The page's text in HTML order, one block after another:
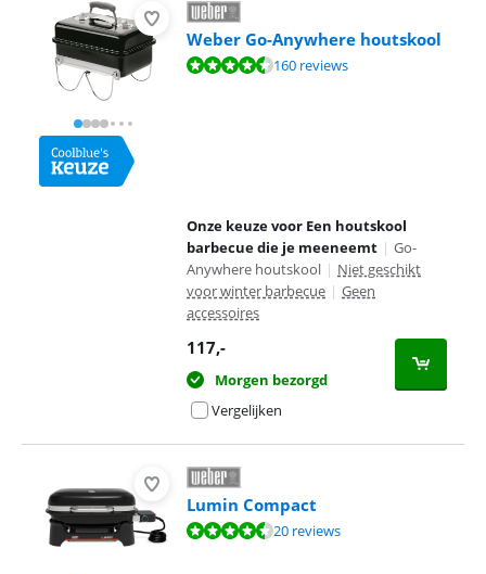
Weber Go-Anywhere houtskool
Beoordeling is 9,2 van de 10, gebaseerd op 160 reviews.
160 reviews
Onze keuze voor Een houtskool
barbecue die je meeneemt | Go-
Anywhere houtskool | Niet geschikt
voor winter barbecue | Geen
accessoires
117,-
Morgen bezorgd
Vergelijken
Lumin Compact
Beoordeling is 8,8 van de 10, gebaseerd op 20 reviews.
20 reviews